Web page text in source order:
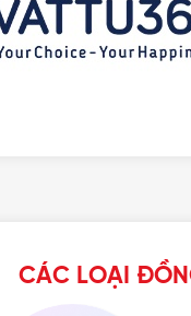
Đồng hồ nước
CÁC LOẠI